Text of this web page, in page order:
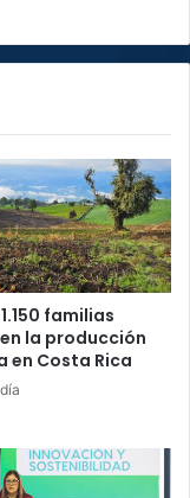
familias
la producción
en Costa Rica